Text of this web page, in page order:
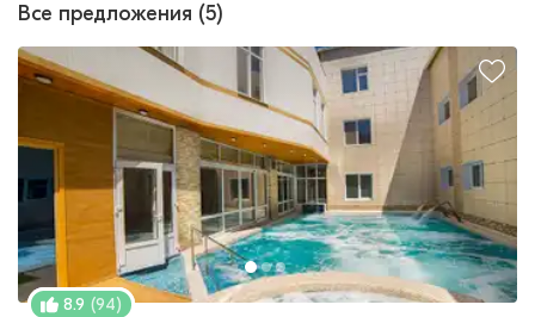
Все предложения (5)
8.9 (94)